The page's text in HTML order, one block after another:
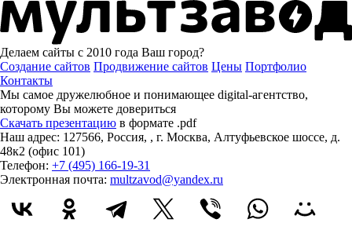
Делаем сайты с 2010 года Ваш город?
Создание сайтов Продвижение сайтов Цены Портфолио
Контакты
Мы самое дружелюбное и понимающее digital-агентство,
которому Вы можете довериться
Скачать презентацию в формате .pdf
Наш адрес: 127566, Россия, , г. Москва, Алтуфьевское шоссе, д.
48к2 (офис 101)
Телефон: +7 (495) 166-19-31
Электронная почта: multzavod@yandex.ru